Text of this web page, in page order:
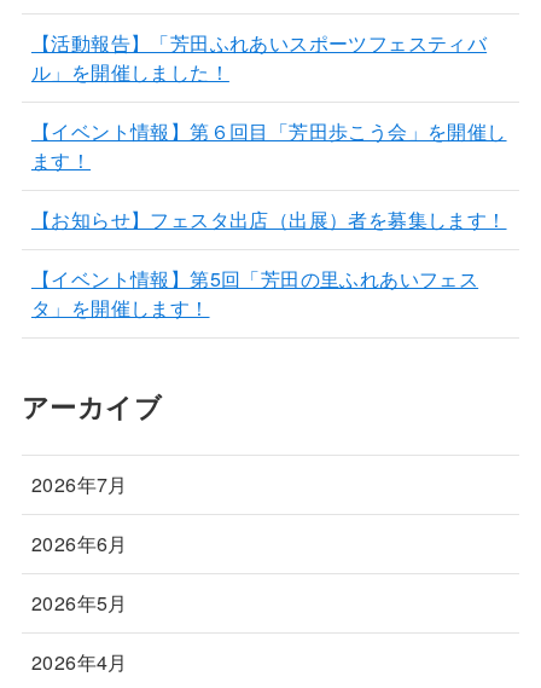
【活動報告】「芳田ふれあいスポーツフェスティバ
ル」を開催しました！
【イベント情報】第６回目「芳田歩こう会」を開催し
ます！
【お知らせ】フェスタ出店（出展）者を募集します！
【イベント情報】第5回「芳田の里ふれあいフェス
タ」を開催します！
アーカイブ
2026年7月
2026年6月
2026年5月
2026年4月